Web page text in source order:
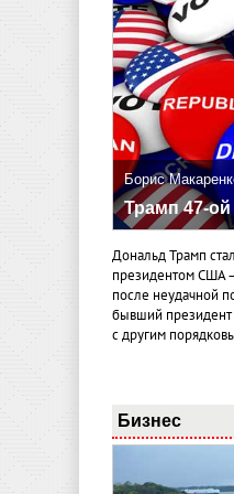
Борис
Трамп 47-ой
Дональд Трамп
президентом США
после неудачной
бывший
с другим
Бизнес